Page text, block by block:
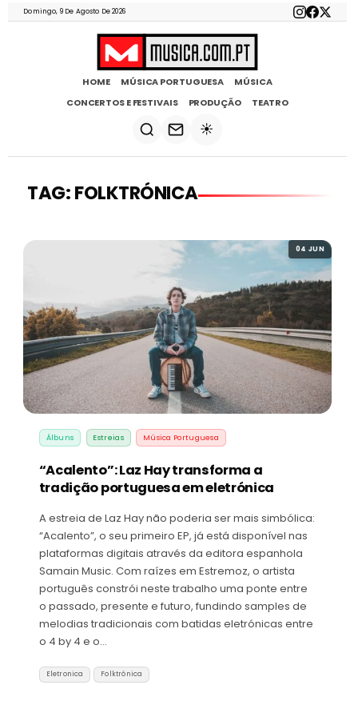
Domingo, 9 De Agosto De 2026
HOME MÚSICA PORTUGUESA
MÚSICA
CONCERTOS E FESTIVAIS
PRODUÇÃO TEATRO
☀️
TAG: FOLKTRÓNICA
04 JUN
Álbuns Estreias Música Portuguesa
“Acalento”: Laz Hay transforma a
tradição portuguesa em eletrónica
A estreia de Laz Hay não poderia ser mais simbólica:
“Acalento”, o seu primeiro EP, já está disponível nas
plataformas digitais através da editora espanhola
Samain Music. Com raízes em Estremoz, o artista
português constrói neste trabalho uma ponte entre
o passado, presente e futuro, fundindo samples de
melodias tradicionais com batidas eletrónicas entre
o 4 by 4 e o…
Eletronica Folktrónica